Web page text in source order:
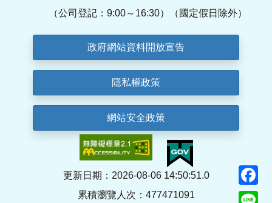
（公司登記：9:00～16:30）（國定假日除外）
政府網站資料開放宣告
隱私權政策
網站安全政策
更新日期：2026-08-06 14:50:51.0
累積瀏覽人次：477471091